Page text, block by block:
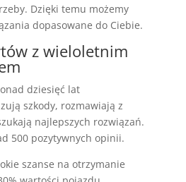
Dzięki temu możemy
dopasowane do Ciebie.
z wieloletnim
dziesięć lat
szkody, rozmawiają z
najlepszych rozwiązań.
500 pozytywnych opinii.
szanse na otrzymanie